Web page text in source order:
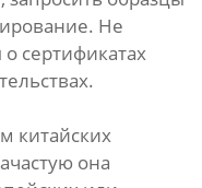
Не
о сертификатах
китайских
она